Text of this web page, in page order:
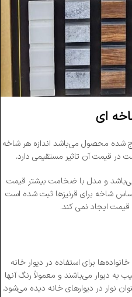
ای
شده محصول می‌باشد اندازه هر شاخه
برای قرنیز‌های ۹ سانت می‌باشد و مدل با ضخامت بیشتر قیمت
شاخه برای قرنیزها ثبت شده است
قیمت ایجاد نمی کند.
برای استفاده در دیوار خانه
به دیوار می‌باشند و معمولاً رنگ آنها
نوار در دیوارهای خانه دیده می‌شود.